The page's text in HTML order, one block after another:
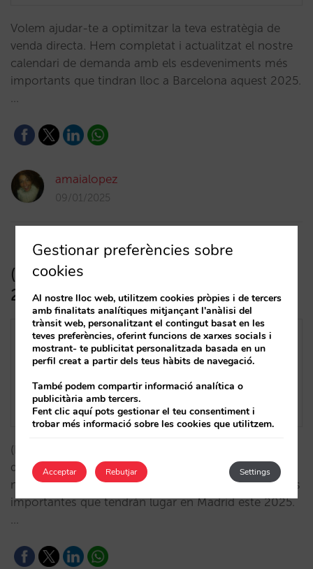
Volem ajudar-te a optimitzar la teva estratègia de
venda directa. Hem completat i actualitzat el nostre
calendari de demanda amb els esdeveniments més
importants que tindran lloc a Barcelona aquest 2025.
…
amaialopez
09/01/2025
(ESP) Calendario de demanda Madrid
2025
(ESP) Queremos ayudarte a optimizar tu estrategia
de venta directa. Hemos completado y actualizado
nuestro calendario de demanda con los eventos más
importantes que tendrán lugar en Madrid este 2025.
…
Gestionar preferències sobre
cookies
Al nostre lloc web, utilitzem cookies pròpies i de tercers
amb finalitats analítiques mitjançant l'anàlisi del
trànsit web, personalitzant el contingut basat en les
teves preferències, oferint funcions de xarxes socials i
mostrant- te publicitat personalitzada basada en un
perfil creat a partir dels teus hàbits de navegació.
També podem compartir informació analítica o
publicitària amb tercers.
Fent clic aquí pots gestionar el teu consentiment i
trobar més informació sobre les cookies que utilitzem.
Acceptar Settings
Rebutjar